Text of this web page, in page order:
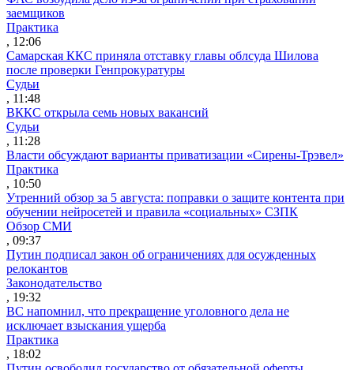
заемщиков
Практика
, 12:06
Самарская ККС приняла отставку главы облсуда Шилова
после проверки Генпрокуратуры
Судьи
, 11:48
ВККС открыла семь новых вакансий
Судьи
, 11:28
Власти обсуждают варианты приватизации «Сирены-Трэвел»
Практика
, 10:50
Утренний обзор за 5 августа: поправки о защите контента при
обучении нейросетей и правила «социальных» СЗПК
Обзор СМИ
, 09:37
Путин подписал закон об ограничениях для осужденных
релокантов
Законодательство
, 19:32
ВС напомнил, что прекращение уголовного дела не
исключает взыскания ущерба
Практика
, 18:02